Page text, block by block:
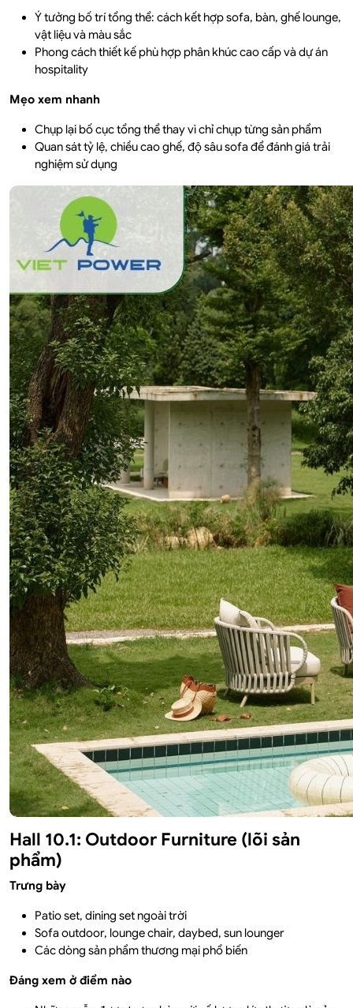
Ý tưởng bố trí tổng thể: cách kết hợp sofa, bàn, ghế lounge,
vật liệu và màu sắc
Phong cách thiết kế phù hợp phân khúc cao cấp và dự án
hospitality
Mẹo xem nhanh
Chụp lại bố cục tổng thể thay vì chỉ chụp từng sản phẩm
Quan sát tỷ lệ, chiều cao ghế, độ sâu sofa để đánh giá trải
nghiệm sử dụng
Hall 10.1: Outdoor Furniture (lõi sản
phẩm)
Trưng bày
Patio set, dining set ngoài trời
Sofa outdoor, lounge chair, daybed, sun lounger
Các dòng sản phẩm thương mại phổ biến
Đáng xem ở điểm nào